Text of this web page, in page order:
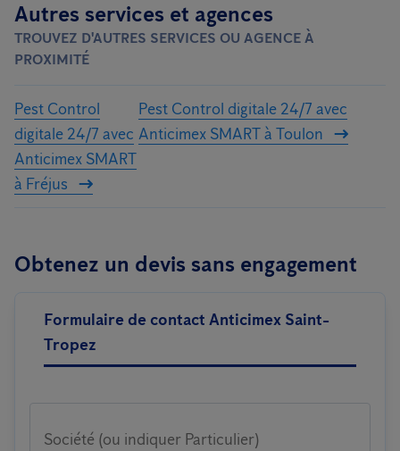
Autres services et agences
TROUVEZ D'AUTRES SERVICES OU AGENCE À
PROXIMITÉ
Pest Control
digitale 24/7 avec
Anticimex SMART
à Fréjus
Pest Control digitale 24/7 avec
Anticimex SMART à Toulon
Obtenez un devis sans engagement
Formulaire de contact Anticimex Saint-
Tropez
Société (ou indiquer Particulier)